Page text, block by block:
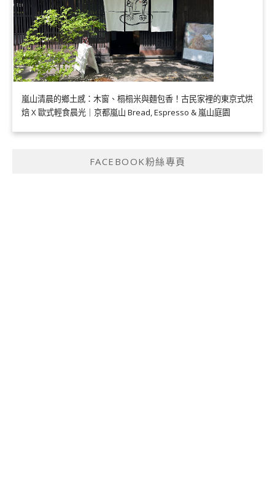
嵐山清晨的鄉土感：木窗、榻榻米與麵包香！古民家裡的東京式烘
焙 X 歐式輕食晨光｜京都嵐山 Bread, Espresso & 嵐山庭園
FACEBOOK粉絲專頁